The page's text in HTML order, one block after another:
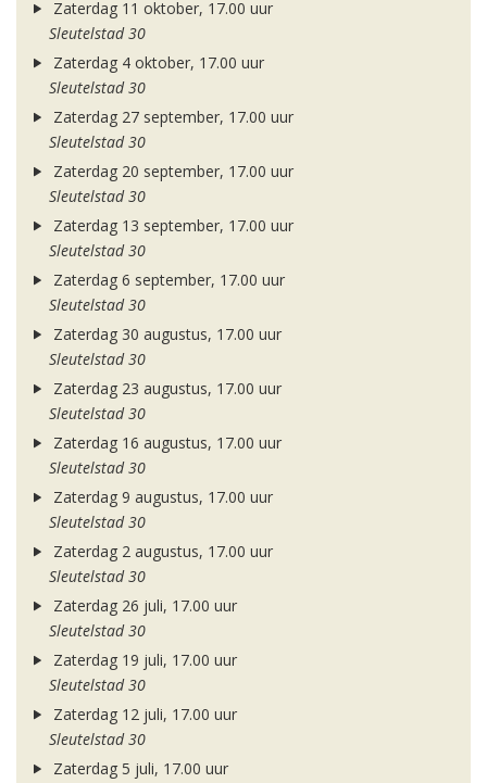
Zaterdag 11 oktober, 17.00 uur
Sleutelstad 30
Zaterdag 4 oktober, 17.00 uur
Sleutelstad 30
Zaterdag 27 september, 17.00 uur
Sleutelstad 30
Zaterdag 20 september, 17.00 uur
Sleutelstad 30
Zaterdag 13 september, 17.00 uur
Sleutelstad 30
Zaterdag 6 september, 17.00 uur
Sleutelstad 30
Zaterdag 30 augustus, 17.00 uur
Sleutelstad 30
Zaterdag 23 augustus, 17.00 uur
Sleutelstad 30
Zaterdag 16 augustus, 17.00 uur
Sleutelstad 30
Zaterdag 9 augustus, 17.00 uur
Sleutelstad 30
Zaterdag 2 augustus, 17.00 uur
Sleutelstad 30
Zaterdag 26 juli, 17.00 uur
Sleutelstad 30
Zaterdag 19 juli, 17.00 uur
Sleutelstad 30
Zaterdag 12 juli, 17.00 uur
Sleutelstad 30
Zaterdag 5 juli, 17.00 uur